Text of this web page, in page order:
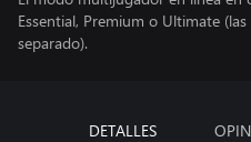
Essential, Premium o Ultimate
separado).
DETALLES